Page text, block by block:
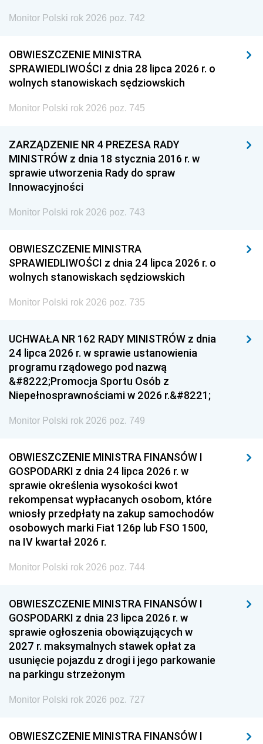
Monitor Polski rok 2026 poz. 742
OBWIESZCZENIE MINISTRA
SPRAWIEDLIWOŚCI z dnia 28 lipca 2026 r. o
wolnych stanowiskach sędziowskich
Monitor Polski rok 2026 poz. 745
ZARZĄDZENIE NR 4 PREZESA RADY
MINISTRÓW z dnia 18 stycznia 2016 r. w
sprawie utworzenia Rady do spraw
Innowacyjności
Monitor Polski rok 2026 poz. 743
OBWIESZCZENIE MINISTRA
SPRAWIEDLIWOŚCI z dnia 24 lipca 2026 r. o
wolnych stanowiskach sędziowskich
Monitor Polski rok 2026 poz. 735
UCHWAŁA NR 162 RADY MINISTRÓW z dnia
24 lipca 2026 r. w sprawie ustanowienia
programu rządowego pod nazwą
&#8222;Promocja Sportu Osób z
Niepełnosprawnościami w 2026 r.&#8221;
Monitor Polski rok 2026 poz. 749
OBWIESZCZENIE MINISTRA FINANSÓW I
GOSPODARKI z dnia 24 lipca 2026 r. w
sprawie określenia wysokości kwot
rekompensat wypłacanych osobom, które
wniosły przedpłaty na zakup samochodów
osobowych marki Fiat 126p lub FSO 1500,
na IV kwartał 2026 r.
Monitor Polski rok 2026 poz. 744
OBWIESZCZENIE MINISTRA FINANSÓW I
GOSPODARKI z dnia 23 lipca 2026 r. w
sprawie ogłoszenia obowiązujących w
2027 r. maksymalnych stawek opłat za
usunięcie pojazdu z drogi i jego parkowanie
na parkingu strzeżonym
Monitor Polski rok 2026 poz. 727
OBWIESZCZENIE MINISTRA FINANSÓW I